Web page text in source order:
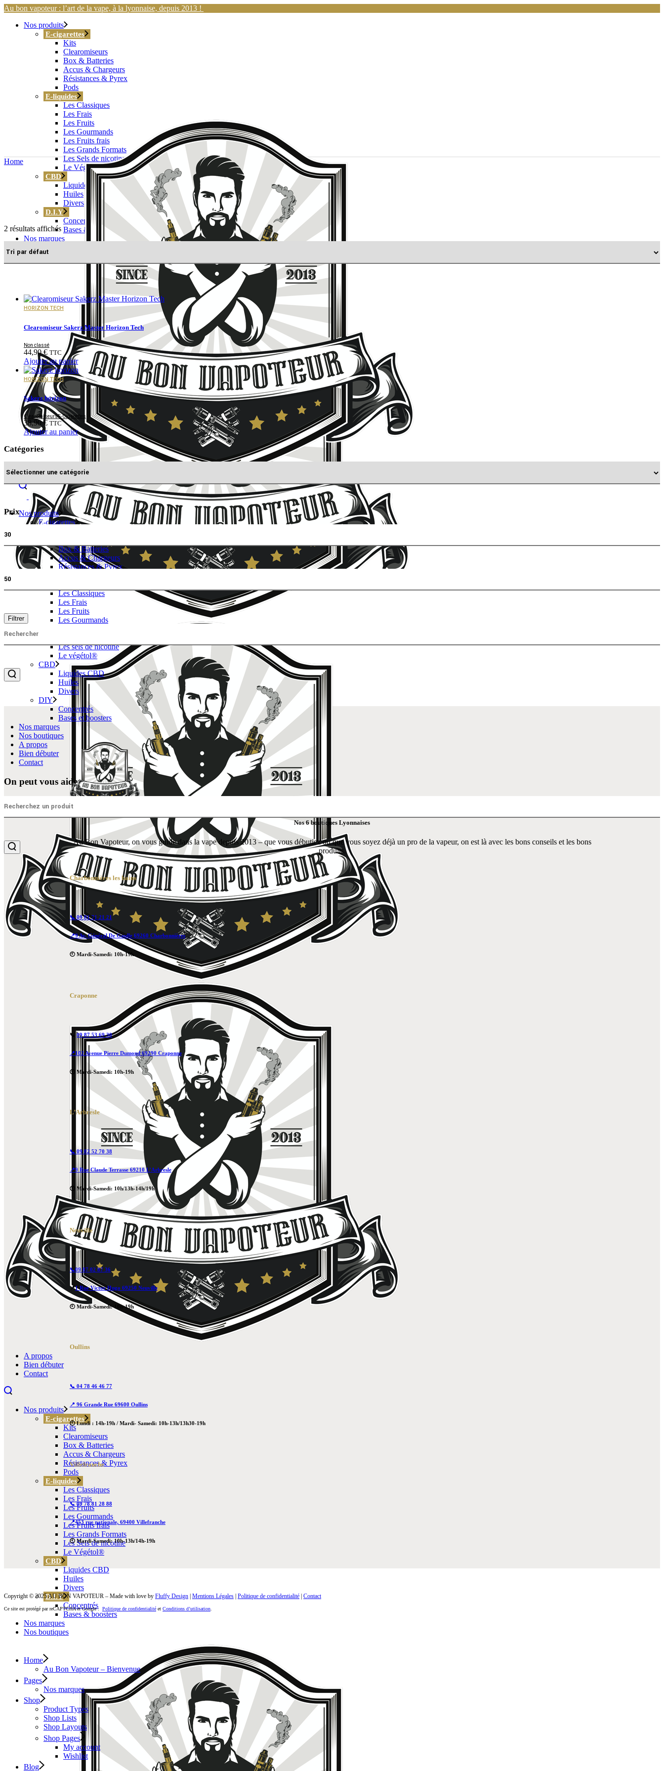
Skip
Au bon vapoteur : l’art de la vape, à la lyonnaise, depuis 2013 !
Nos produits
E-cigarettes
Kits
Clearomiseurs
Box & Batteries
Accus & Chargeurs
Résistances & Pyrex
Pods
E-liquides
Les Classiques
Les Frais
Les Fruits
Les Gourmands
Les Fruits frais
Les Grands Formats
Les Sels de nicotine
Le Végétol®
CBD
Liquides CBD
Huiles
Divers
D.I.Y
Concentrés
Bases & boosters
Nos marques
Nos boutiques
A propos
Bien débuter
Contact
Nos produits
E-cigarettes
Kits
Clearomiseurs
Box & Batteries
Accus & Chargeurs
Résistances & Pyrex
Pods
E-liquides
Les Classiques
Les Frais
Les Fruits
Les Gourmands
Les Fruits frais
Les Grands Formats
Les Sels de nicotine
Le Végétol®
CBD
Liquides CBD
Huiles
Divers
D.I.Y
Concentrés
Bases & boosters
Nos marques
Nos boutiques
Nos produits
E-cigarettes
Box & Batteries
Accus & Chargeurs
Résistances & Pyrex
Les Classiques
Les Frais
Les Fruits
Les Gourmands
Les sels de nicotine
Le végétol®
CBD
Liquides CBD
Huiles
Divers
DIY
Concentrés
Bases et boosters
Nos marques
Nos boutiques
A propos
Bien débuter
Contact
On peut vous aider ?
Home
2 résultats affichés
HORIZON TECH
Clearomiseur Sakerz Master Horizon Tech
Non classé
44,90€ TTC
Ajouter au panier
HORIZON TECH
Sakerz horizon
ClearomiseursE-Cigarettes
38,90€ TTC
Ajouter au panier
Catégories
Prix
min
max
Filtrer
for:
Nos 6 boutiques Lyonnaises
Au Bon Vapoteur, on vous guide dans la vape depuis 2013 – que vous débutiez ou que vous soyez déjà un pro de la vapeur, on est là avec les bons conseils et les bons
produits.
Charbonnières les bains
📞 09 81 71 21 21
📍9 Av. Général De Gaulle 69260 Charbonnières
🕙 Mardi-Samedi: 10h-19h
Craponne
📞 09 87 53 69 30
📍102 Avenue Pierre Dumond 69290 Craponne
🕙 Mardi-Samedi: 10h-19h
L’Arbresle
📞 09 82 52 70 38
📍9 Rue Claude Terrasse 69210 L’Arbresle
🕙 Mardi-Samedi: 10h/13h-14h/19h
Neuville
📞09 87 02 87 36
📍1 Rue Victor Hugo 69250 Neuville
🕙 Mardi-Samedi: 10h-19h
Oullins
📞 04 78 46 46 77
📍 96 Grande Rue 69600 Oullins
🕙 Lundi : 14h-19h / Mardi- Samedi: 10h-13h/13h30-19h
Villefranche
📞 09 78 81 28 88
📍453 rue nationale, 69400 Villefranche
🕙 Mardi-Samedi: 10h-13h/14h-19h
Copyright © 2025 AU BON VAPOTEUR – Made with love by Fluffy Design Mentions Légales Politique de confidentialité Contact
Ce site est protégé par reCAPTCHA et Google : Politique de confidentialité et Conditions d’utilisation
Home
Au Bon Vapoteur – Bienvenue
Pages
Nos marques
Shop
Product Types
Shop Lists
Shop Layouts
Shop Pages
My account
Wishlist
Blog